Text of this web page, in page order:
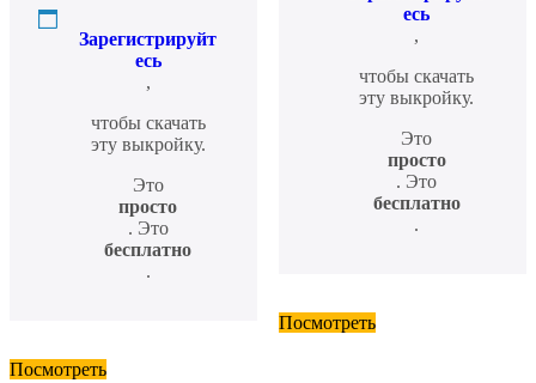
Зарегистрируйт
есь
,
чтобы скачать
эту выкройку.
Это
просто
. Это
бесплатно
.
Посмотреть
есь
,
чтобы скачать
эту выкройку.
Это
просто
. Это
бесплатно
.
Посмотреть